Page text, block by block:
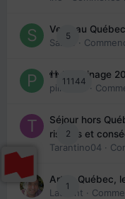
5
Venir au
Sab74
·
11144
👬 Parrainage
piinoush ·
2
Séjour hors
risques et
Tarantino04 ·
1
Arte : Québec,
Laurent ·